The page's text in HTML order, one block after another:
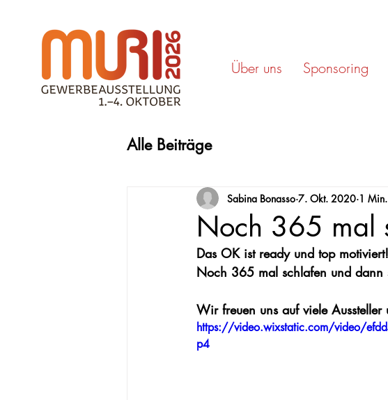
Über uns Sponsoring
Alle Beiträge
Noch 365 mal
Sabina Bonasso 7. Okt. 2020 1 Min.
Das OK ist ready und top motiviert!
Noch 365 mal schlafen und dann
Wir freuen uns auf viele Aussteller
https://video.wixstatic.com/video/
p4